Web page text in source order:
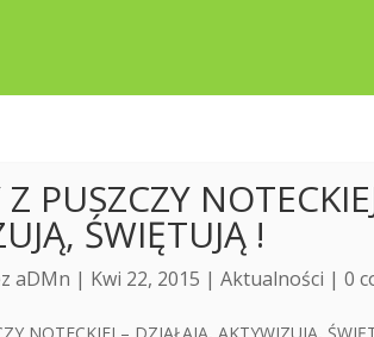
PUSZCZY
ŚWIĘTUJĄ !
aDMn | Kwi 22, 2015 |Aktualności |0